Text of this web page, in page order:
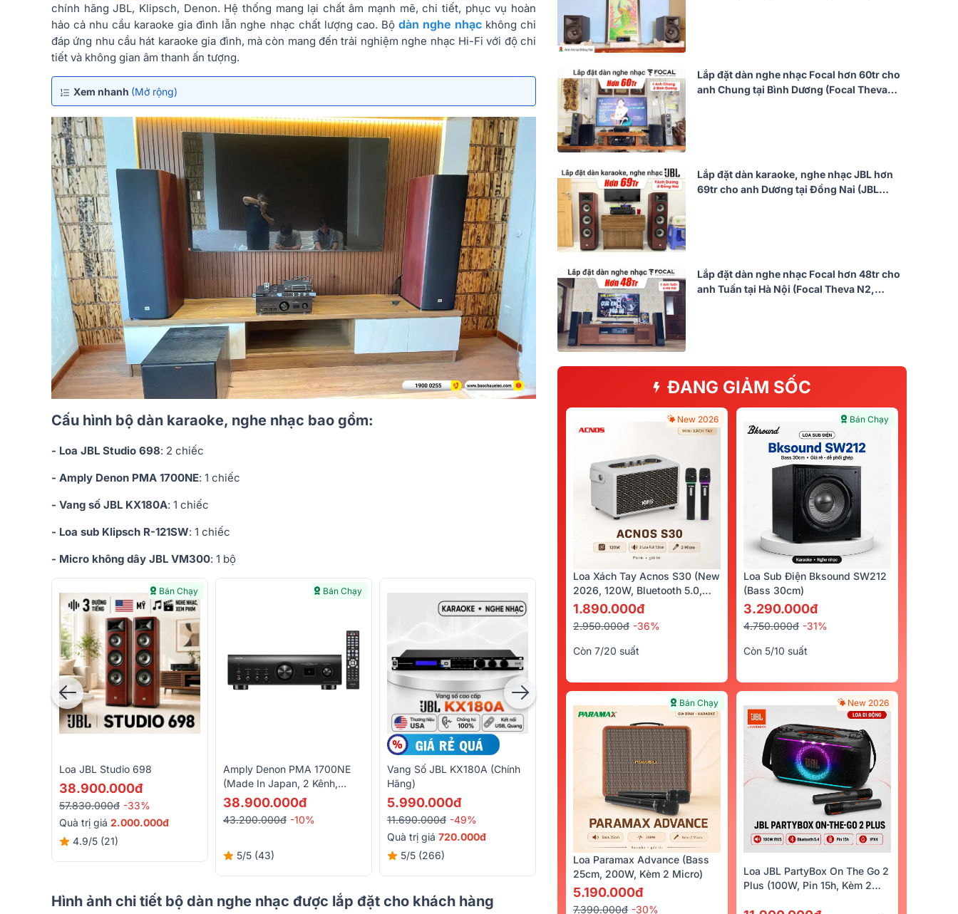
chính hãng JBL, Klipsch, Denon. Hệ thống mang lại chất âm mạnh mẽ, chi tiết, phục vụ hoàn
hảo cả nhu cầu karaoke gia đình lẫn nghe nhạc chất lượng cao. Bộ dàn nghe nhạckhông chỉ
đáp ứng nhu cầu hát karaoke gia đình, mà còn mang đến trải nghiệm nghe nhạc Hi-Fi với độ chi
tiết và không gian âm thanh ấn tượng.
Xem nhanh (Mở rộng)
Cấu hình bộ dàn karaoke, nghe nhạc bao gồm:
- Loa JBL Studio 698: 2 chiếc
- Amply Denon PMA 1700NE: 1 chiếc
- Vang số JBL KX180A: 1 chiếc
- Loa sub Klipsch R-121SW: 1 chiếc
- Micro không dây JBL VM300: 1 bộ
Bán Chạy
Loa JBL Studio 698
38.900.000đ
57.830.000đ -33%
Quà trị giá 2.000.000đ
4.9/5 (21)
Bán Chạy
Amply Denon PMA 1700NE
(Made In Japan, 2 Kênh,
140W/CH 4Ohm, Optical, CD,
Phono, Advanced AL32
Processing Plus)
38.900.000đ
43.200.000đ -10%
5/5 (43)
Vang Số JBL KX180A (Chính
Hãng)
5.990.000đ
11.690.000đ -49%
Quà trị giá 720.000đ
5/5 (266)
Loa Sub Klipsch R-121SW
10.880.000đ
12.100.000đ -10%
Quà trị giá132.000đ
5/5(13)
Micro Không Dây JBL VM300
8.990.000đ
Quà trị giá1.850.000đ
(110)
Hình ảnh chi tiết bộ dàn nghe nhạc được lắp đặt cho khách hàng
Lắp đặt dàn nghe nhạc Focal hơn 60tr cho
anh Chung tại Bình Dương (Focal Theva
Lắp đặt dàn karaoke, nghe nhạc JBL hơn
69tr cho anh Dương tại Đồng Nai (JBL
Lắp đặt dàn nghe nhạc Focal hơn 48tr cho
anh Tuấn tại Hà Nội (Focal Theva N2,
ĐANG GIẢM SỐC
New 2026
Loa Xách Tay Acnos S30 (New
2026, 120W, Bluetooth 5.0,
Kèm 2 Tay Micro)
1.890.000đ
2.950.000đ -36%
Còn 7/20 suất
Bán Chạy
Loa Sub Điện Bksound SW212
(bass 30cm)
3.290.000đ
4.750.000đ -31%
Còn 5/10 suất
Bán Chạy
Loa Paramax Advance (Bass
25cm, 200W, Kèm 2 Micro)
5.190.000đ
7.390.000đ -30%
New 2026
Loa JBL PartyBox On The Go 2
Plus (100W, Pin 15h, Kèm 2